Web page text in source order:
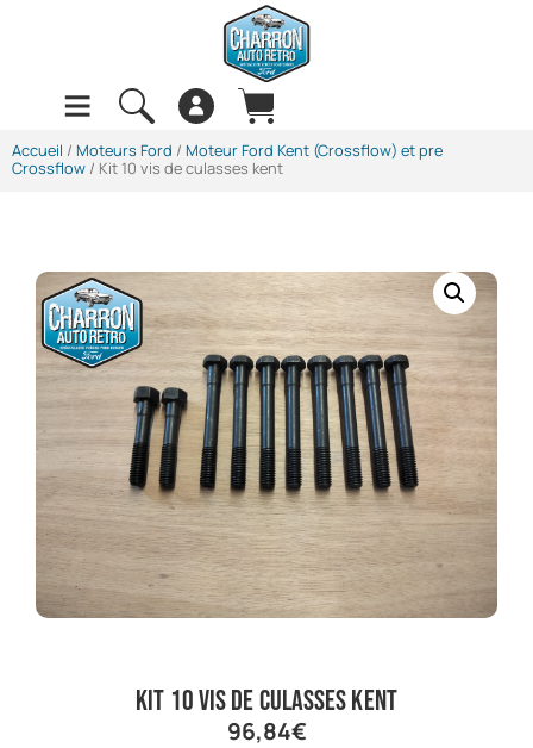
Accueil / Moteurs Ford / Moteur Ford Kent (Crossflow) et pre
Crossflow / Kit 10 vis de culasses kent
Kit 10 vis de culasses kent
96,84€